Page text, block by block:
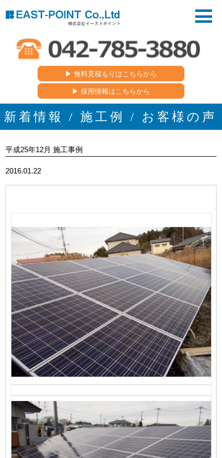
▶︎ 無料見積もりはこちらから
▶︎ 採用情報はこちらから
新着情報 / 施工例 / お客様の声
平成25年12月 施工事例
2016.01.22